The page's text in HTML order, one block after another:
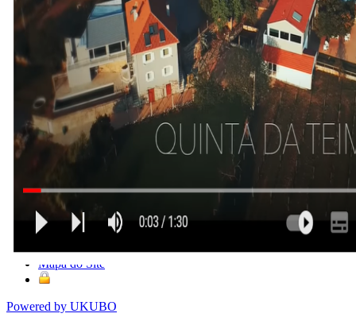
Milagres – Cambeses – Monção (PORTUGAL) tlm: 00351
966835611 email: info@quintadateimosa.pt
Mapa do Site
Powered by UKUBO